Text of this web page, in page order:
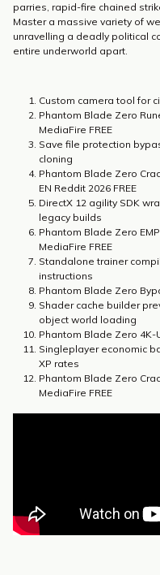
parries, rapid-fire chained
Master a massive variety of
unravelling a deadly political
entire underworld apart.
Custom camera tool for
Phantom Blade Zero
MediaFire FREE
Save file protection
cloning
Phantom Blade Zero
EN Reddit 2026 FREE
DirectX 12 agility SDK
legacy builds
Phantom Blade Zero
MediaFire FREE
Standalone trainer
instructions
Phantom Blade Zero
Shader cache builder
object world loading
Phantom Blade Zero 4K-
Singleplayer economic
XP rates
Phantom Blade Zero
MediaFire FREE